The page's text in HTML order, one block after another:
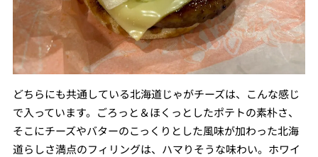
どちらにも共通している北海道じゃがチーズは、こんな感じ
で入っています。ごろっと＆ほくっとしたポテトの素朴さ、
そこにチーズやバターのこっくりとした風味が加わった北海
道らしさ満点のフィリングは、ハマりそうな味わい。ホワイ